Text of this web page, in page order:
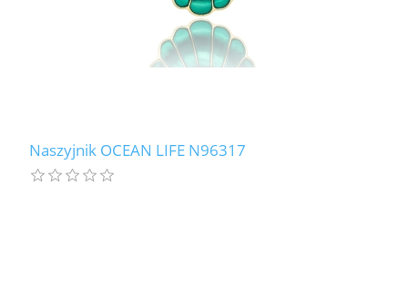
Naszyjnik OCEAN LIFE N96317